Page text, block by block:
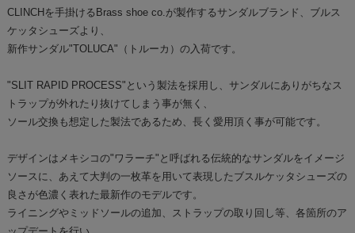
CLINCHを手掛けるBrass shoe co.が製作するサンダルブランド、ブルス
ケッタシューズより、
新作サンダル"TOLUCA"（トルーカ）の入荷です。
"SLIT RAPID PROCESS"という製法を採用し、サンダルにありがちなス
トラップが外れたり抜けてしまう事が無く、
ソール交換も想定した製法であるため、長く愛用頂く事が可能です。
デザインはメキシコの"ワラーチ"と呼ばれる伝統的なサンダルをイメージ
ソースに、あえて大判の一枚革を用いて表現したブスルケッタシューズの
良さが色濃く表れた最新作のモデルです。
ライニングやミッドソールの追加、ストラップの取り回し等、各箇所のア